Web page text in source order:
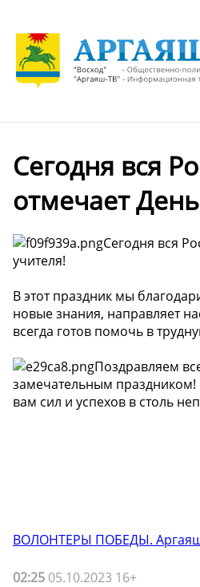
Сегодня вся
отмечает
Сегодня вся
учителя!
В этот праздник мы
новые знания, направляет
всегда готов помочь в
Поздравляем
замечательным
вам сил и успехов в столь
ВОЛОНТЕРЫ ПОБЕДЫ.
02:25 05.10.2023 16+